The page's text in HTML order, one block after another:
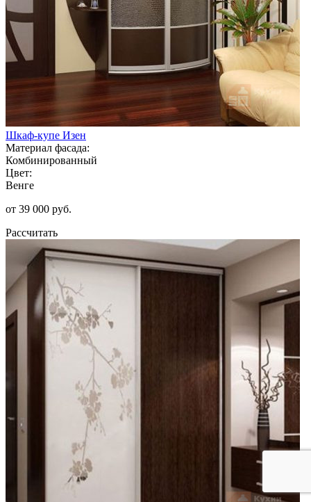
Шкаф-купе Изен
Материал фасада:
Комбинированный
Цвет:
Венге
от 39 000 руб.
Рассчитать